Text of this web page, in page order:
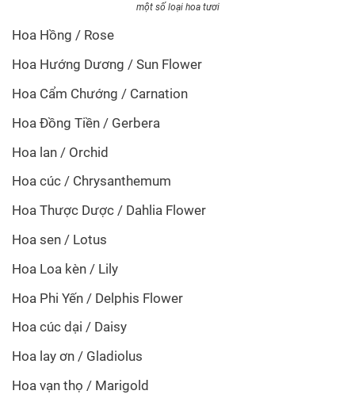
một số loại hoa tươi
Hoa Hồng / Rose
Hoa Hướng Dương / Sun Flower
Hoa Cẩm Chướng / Carnation
Hoa Đồng Tiền / Gerbera
Hoa lan / Orchid
Hoa cúc / Chrysanthemum
Hoa Thược Dược / Dahlia Flower
Hoa sen / Lotus
Hoa Loa kèn / Lily
Hoa Phi Yến / Delphis Flower
Hoa cúc dại / Daisy
Hoa lay ơn / Gladiolus
Hoa vạn thọ / Marigold